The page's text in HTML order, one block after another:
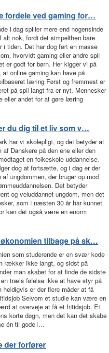
fordele ved gaming for…
i dag spiller mere end nogensinde
alt nok, fordi det simpelthen bare
i tiden. Det har dog ført en masse
hvorvidt gaming eller andre spil
er godt for børn. Her kigger vi på
online gaming kan have på
læring Først og fremmest er
på spil langt fra er nyt. Mennesker
eller andet for at gøre læring
du dig til et liv som v…
har vi skolepligt, og det betyder at
af Danskere på den ene eller den
en folkeskole uddannelse.
dog at fortsætte, og i dag er der
ungdommen, der bruger op mod
Det betyder
og veluddannet ungdom, men det
som i næsten 30 år har kunnet
kan det også være en enorm
tilbage på sk…
som studerende er en svær kode
rækker ikke langt, og sidst på
man skabet for at finde de sidste
en træls følelse ikke at have styr på
heldigvis er der flere måder at få
Selvom et studie kan være en
at overveje at få et fritidsjob. Et
korte døgn, men det kan det skabe
én til gode i…
der forfører